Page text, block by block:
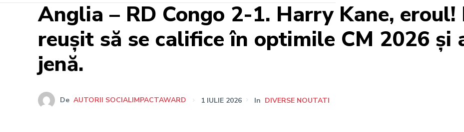
Anglia – RD Congo 2-1. Harry Kane,
reușit să se califice în optimile CM 2026 și
jenă.
De AUTORII SOCIALIMPACTAWARD 1 IULIE 2026 In DIVERSE NOUTATI